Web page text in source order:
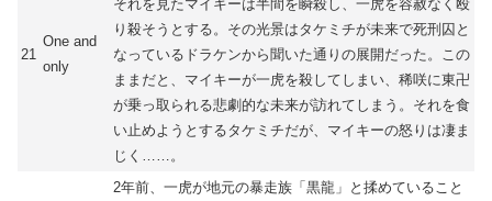
21
One and
only
それを見たマイキーは半間を瞬殺し、一虎を容赦なく殴
り殺そうとする。その光景はタケミチが未来で死刑囚と
なっているドラケンから聞いた通りの展開だった。この
ままだと、マイキーが一虎を殺してしまい、稀咲に東卍
が乗っ取られる悲劇的な未来が訪れてしまう。それを食
い止めようとするタケミチだが、マイキーの怒りは凄ま
じく……。
2年前、一虎が地元の暴走族「黒龍」と揉めていること